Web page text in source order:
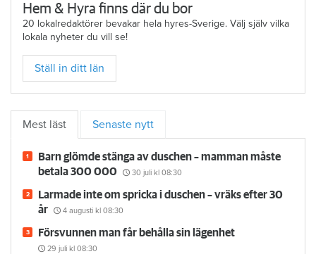
Hem & Hyra finns där du bor
20 lokalredaktörer bevakar hela hyres-Sverige. Välj själv vilka
lokala nyheter du vill se!
Ställ in ditt län
Mest läst Senaste nytt
Barn glömde stänga av duschen – mamman måste
betala 300 000
30 juli kl 08:30
Larmade inte om spricka i duschen – vräks efter 30
år
4 augusti kl 08:30
Försvunnen man får behålla sin lägenhet
29 juli kl 08:30